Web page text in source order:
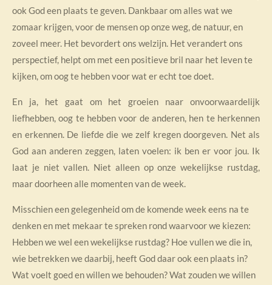
ook God een plaats te geven. Dankbaar om alles wat we
zomaar krijgen, voor de mensen op onze weg, de natuur, en
zoveel meer. Het bevordert ons welzijn. Het verandert ons
perspectief, helpt om met een positieve bril naar het leven te
kijken, om oog te hebben voor wat er echt toe doet.
En ja, het gaat om het groeien naar onvoorwaardelijk
liefhebben, oog te hebben voor de anderen, hen te herkennen
en erkennen. De liefde die we zelf kregen doorgeven. Net als
God aan anderen zeggen, laten voelen: ik ben er voor jou. Ik
laat je niet vallen. Niet alleen op onze wekelijkse rustdag,
maar doorheen alle momenten van de week.
Misschien een gelegenheid om de komende week eens na te
denken en met mekaar te spreken rond waarvoor we kiezen:
Hebben we wel een wekelijkse rustdag? Hoe vullen we die in,
wie betrekken we daarbij, heeft God daar ook een plaats in?
Wat voelt goed en willen we behouden? Wat zouden we willen